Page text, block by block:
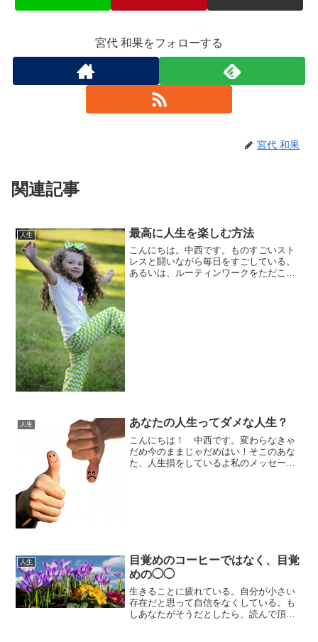
宮代 和果をフォローする
宮代 和果
関連記事
人生 最高に人生を楽しむ方法
こんにちは。中西です。ものすごいスト
レスと闘いながら毎日をすごしている。
あるいは、ルーティンワークをただこな
人生 あなたの人生ってダメな人生？
こんにちは！ 中西です。変わらなきゃ
だめ今のままじゃだめはい！そこのあな
た、人生損をしているよ私のメッセージ
人生
目覚めのコーヒーではなく、目覚
めの◯◯
生きることに疲れている。自分が小さい
存在だと思って自信をなくしている。も
しあなたがそうだとしたら、読んで頂き